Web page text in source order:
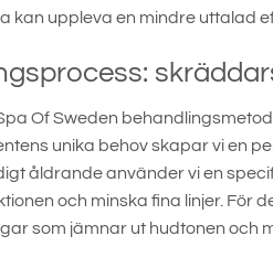
kan uppleva en mindre uttalad
Of Sweden
unika behov skapar vi en
åldrande använder vi en
och minska fina linjer. För
som jämnar ut hudtonen och